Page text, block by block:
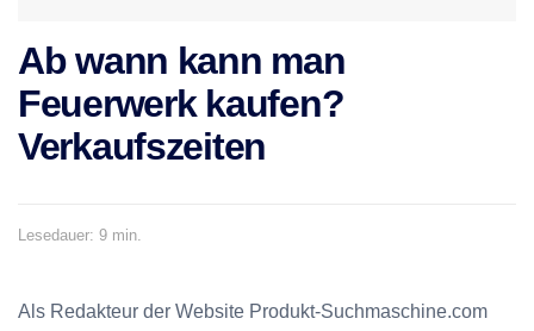
Ab wann kann man
Feuerwerk kaufen?
Verkaufszeiten
Lesedauer: 9 min.
Als Redakteur der Website Produkt-Suchmaschine.com